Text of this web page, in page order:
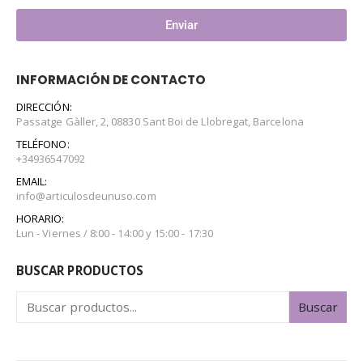
Enviar
INFORMACIÓN DE CONTACTO
DIRECCIÓN:
Passatge Gàller, 2, 08830 Sant Boi de Llobregat, Barcelona
TELÉFONO:
+34936547092
EMAIL:
info@articulosdeunuso.com
HORARIO:
Lun - Viernes / 8:00 - 14:00 y 15:00 - 17:30
BUSCAR PRODUCTOS
Buscar